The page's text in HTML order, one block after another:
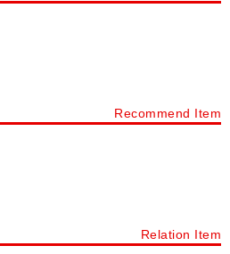
Recommend Item
Relation Item